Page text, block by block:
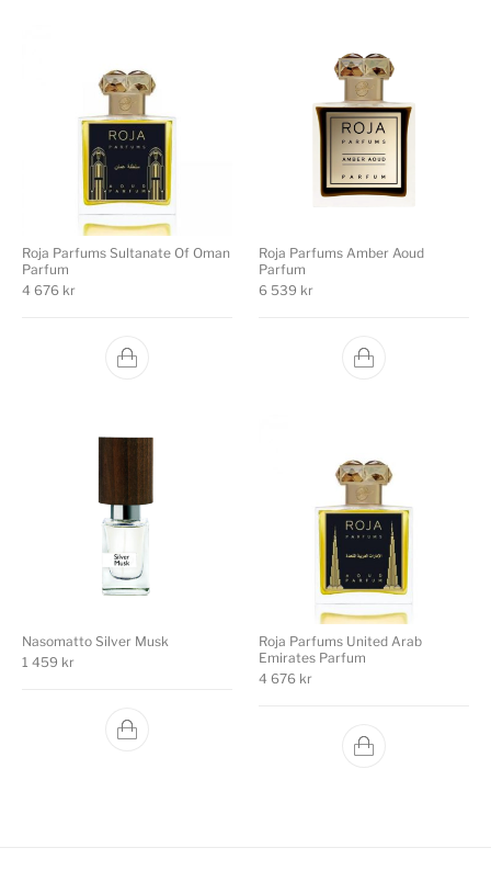
Roja Parfums Sultanate Of Oman
Parfum
4 676 kr
Roja Parfums Amber Aoud
Parfum
6 539 kr
Nasomatto Silver Musk
1 459 kr
Roja Parfums United Arab
Emirates Parfum
4 676 kr